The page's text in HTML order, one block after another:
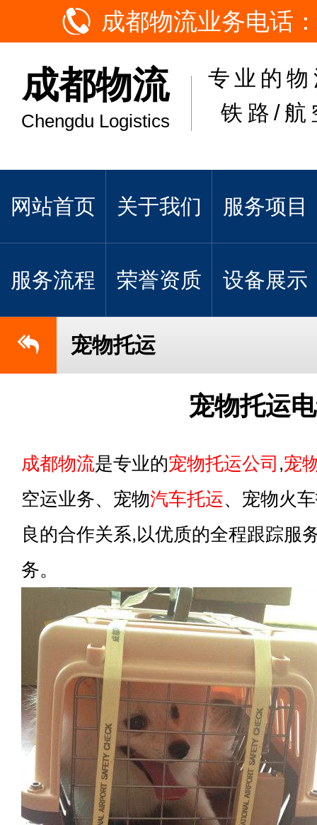
成都物流业务电话
成都物流
Chengdu Logistics
专业的
铁路/航
网站首页 关于我们 服务项目
服务流程 荣誉资质 设备展示
宠物托运
宠物托运
成都物流是专业的宠物托运公司 ,宠
空运业务、宠物汽车托运、宠物火
良的合作关系,以优质的全程跟踪服
务。